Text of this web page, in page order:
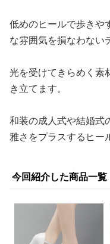
低めのヒールで歩きや
な雰囲気を損なわない
光を受けてきらめく素
き立てます。
和装の成人式や結婚式
雅さをプラスするヒー
今回紹介した商品一覧